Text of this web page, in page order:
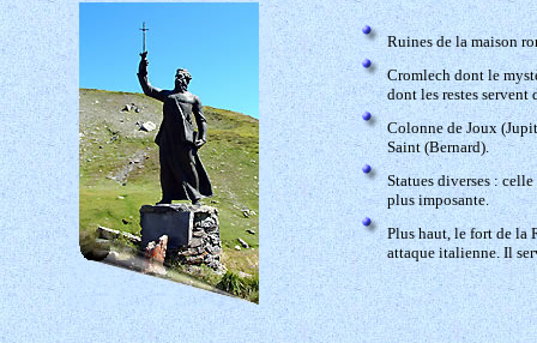
Ruines de la maison
Cromlech dont le
dont les restes servent
Colonne de Joux
Saint (Bernard).
Statues diverses :
plus imposante.
Plus haut, le fort de la
attaque italienne. Il